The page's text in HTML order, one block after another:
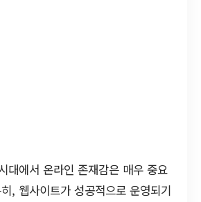
대에서 온라인 존재감은 매우 중요
, 웹사이트가 성공적으로 운영되기